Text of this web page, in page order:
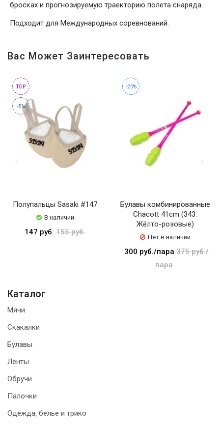
бросках и прогнозируемую траекторию полета снаряда.
Подходит для Международных соревнований.
Вас Может Заинтересовать
TOP
-5%
Полупальцы Sasaki #147
В наличии
147 руб. 155 руб.
-20%
Булавы комбинированные
Chacott 41cm (343.
Жёлто-розовые)
Нет в наличии
300 руб./пара375 руб./
пара
Каталог
Мячи
Скакалки
Булавы
Ленты
Обручи
Палочки
Одежда, белье и трико